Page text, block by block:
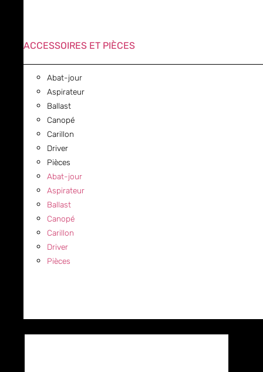
ACCESSOIRES ET PIÈCES
Abat-jour
Aspirateur
Ballast
Canopé
Carillon
Driver
Pièces
Abat-jour
Aspirateur
Ballast
Canopé
Carillon
Driver
Pièces